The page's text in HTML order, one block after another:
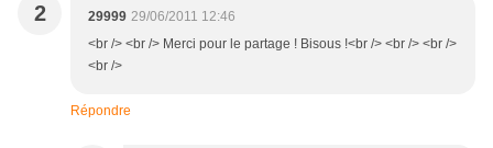
2 29999 29/06/2011 12:46
<br /> <br /> Merci pour le partage ! Bisous !<br /> <br /> <br />
<br />
Répondre